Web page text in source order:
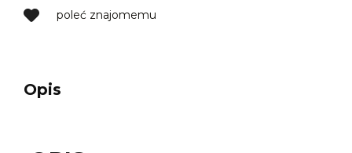
poleć znajomemu
Opis